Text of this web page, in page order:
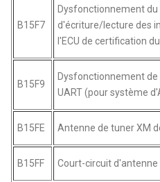
B15F7
Dysfonctionnement du
d'écriture/lecture des
l'ECU de certification
B15F9
Dysfonctionnement
UART (pour système
B15FE Antenne de tuner XM
B15FF Court-circuit d'antenne